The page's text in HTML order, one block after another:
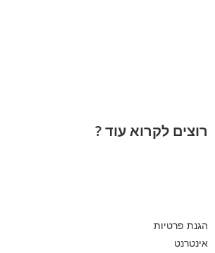
רוצים לקרוא עוד ?
הגנת פרטיות
אינטרנט